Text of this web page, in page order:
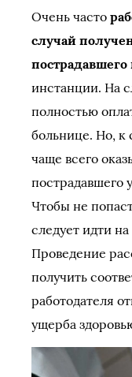
Очень часто
случай
пострадавшего
инстанции. На
полностью
больнице. Но, к
чаще всего
пострадавшего
Чтобы не
следует идти
Проведение
получить
работодателя
ущерба